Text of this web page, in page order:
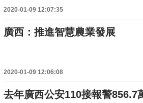
2020-01-09 12:07:35
廣西：推進智慧農業發展
2020-01-09 12:06:08
去年廣西公安110接報警856.7